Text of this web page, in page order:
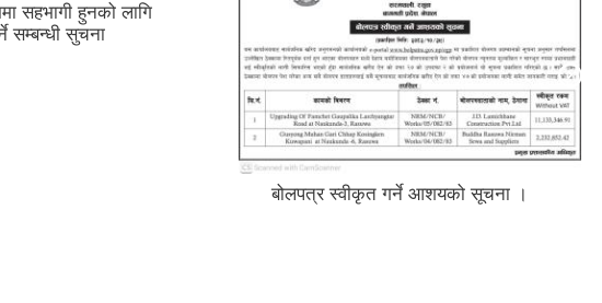
सहभागी हुनको लागि
सम्बन्धी सुचना
बोलपत्र स्वीकृत गर्ने आशयको सूचना ।